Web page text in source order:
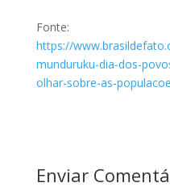
Fonte:
https://
munduruku-dia-dos-
olhar-sobre-as-
Enviar